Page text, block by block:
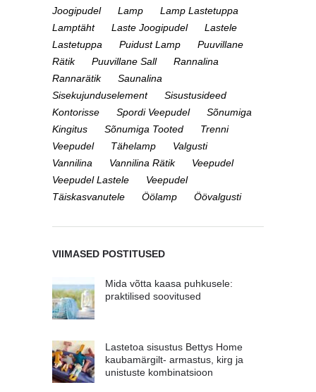
Joogipudel
Lamp
Lamp Lastetuppa
Lamptäht
Laste Joogipudel
Lastele
Lastetuppa
Puidust Lamp
Puuvillane
Rätik
Puuvillane Sall
Rannalina
Rannarätik
Saunalina
Sisekujunduselement
Sisustusideed
Kontorisse
Spordi Veepudel
Sõnumiga
Kingitus
Sõnumiga Tooted
Trenni
Veepudel
Tähelamp
Valgusti
Vannilina
Vannilina Rätik
Veepudel
Veepudel Lastele
Veepudel
Täiskasvanutele
Öölamp Öövalgusti
VIIMASED POSTITUSED
Mida võtta kaasa puhkusele:
praktilised soovitused
Lastetoa sisustus Bettys Home
kaubamärgilt- armastus, kirg ja
unistuste kombinatsioon